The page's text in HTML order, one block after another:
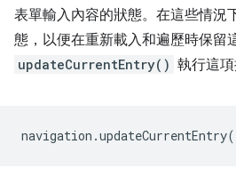
表單輸入內容的狀態。在這些情況
態，以便在重新載入和遍歷時保留
updateCurrentEntry() 執行這項
navigation .updateCurrentEntry